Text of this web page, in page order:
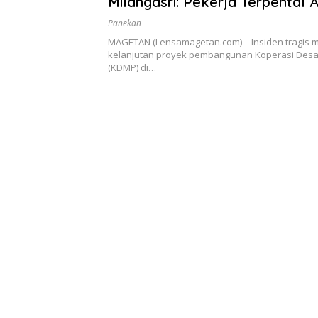
Sengatan Listrik Tegangan
Panekan
MAGETAN (Lensamagetan.com) – Insiden tragis
kelanjutan proyek pembangunan Koperasi
(KDMP) di…